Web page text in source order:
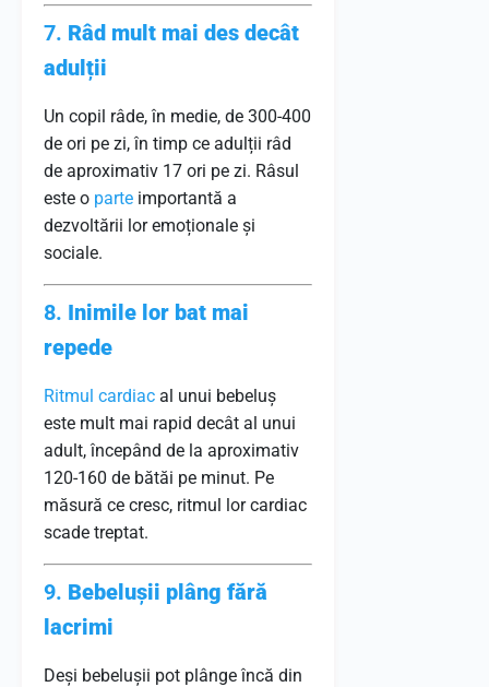
7. Râd mult mai des decât
adulții
Un copil râde, în medie, de 300-400
de ori pe zi, în timp ce adulții râd
de aproximativ 17 ori pe zi. Râsul
este o parte importantă a
dezvoltării lor emoționale și
sociale.
8. Inimile lor bat mai
repede
Ritmul cardiac al unui bebeluș
este mult mai rapid decât al unui
adult, începând de la aproximativ
120-160 de bătăi pe minut. Pe
măsură ce cresc, ritmul lor cardiac
scade treptat.
9. Bebelușii plâng fără
lacrimi
Deși bebelușii pot plânge încă din